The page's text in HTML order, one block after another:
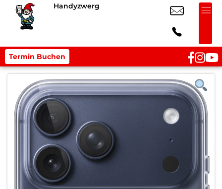
Handyzwerg
Termin Buchen